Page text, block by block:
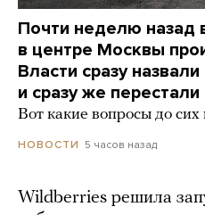
Почти неделю назад
в центре Москвы
Власти сразу
и сразу же
Вот какие вопросы до сих
НОВОСТИ 5 часов назад
Wildberries решила